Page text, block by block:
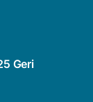
Geri